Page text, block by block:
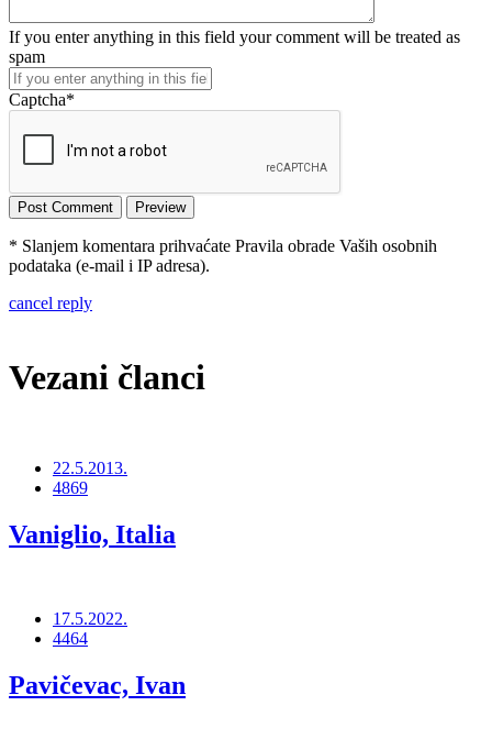
If you enter anything in this field your comment will be treated as
spam
Captcha*
* Slanjem komentara prihvaćate Pravila obrade Vaših osobnih
podataka (e-mail i IP adresa).
cancel reply
Vezani članci
22.5.2013.
4869
Vaniglio, Italia
17.5.2022.
4464
Pavičevac, Ivan